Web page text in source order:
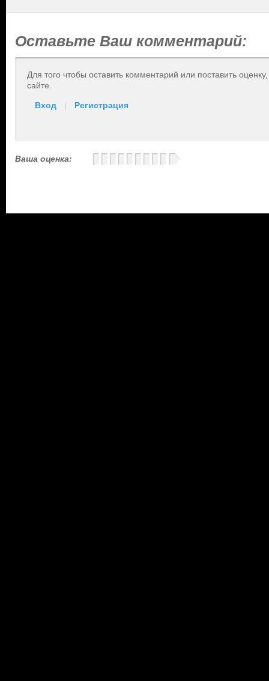
Оставьте Ваш комментарий:
Для того чтобы оставить комментарий или поставить
сайте.
Вход | Регистрация
Ваша оценка: